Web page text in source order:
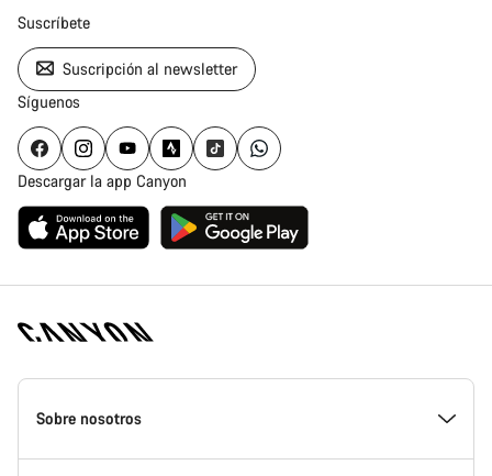
Suscríbete
Suscripción al newsletter
Síguenos
Descargar la app Canyon
Canyon
Homepage
Sobre nosotros